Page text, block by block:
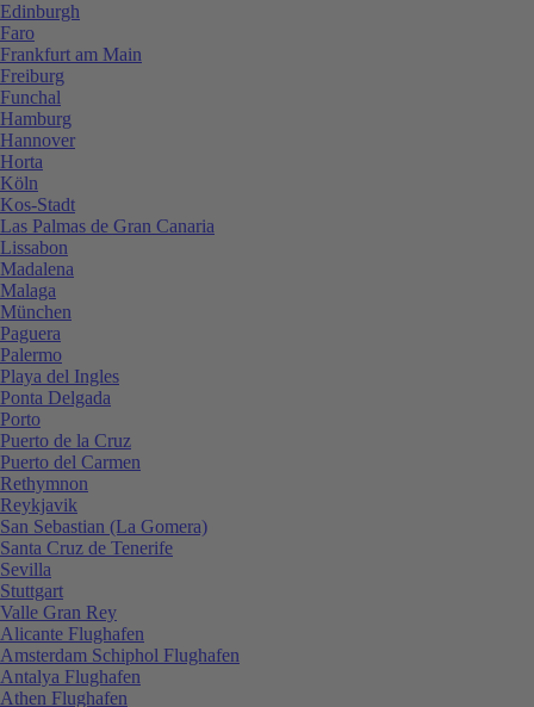
Edinburgh
Faro
Frankfurt am Main
Freiburg
Funchal
Hamburg
Hannover
Horta
Köln
Kos-Stadt
Las Palmas de Gran Canaria
Lissabon
Madalena
Malaga
München
Paguera
Palermo
Playa del Ingles
Ponta Delgada
Porto
Puerto de la Cruz
Puerto del Carmen
Rethymnon
Reykjavik
San Sebastian (La Gomera)
Santa Cruz de Tenerife
Sevilla
Stuttgart
Valle Gran Rey
Alicante Flughafen
Amsterdam Schiphol Flughafen
Antalya Flughafen
Athen Flughafen